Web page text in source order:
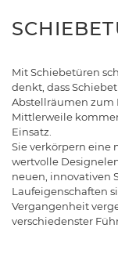
Mit Schiebetüren
denkt, dass
Abstellräumen zum
Mittlerweile
Einsatz.
Sie verkörpern eine
wertvolle
neuen, innovativen
Laufeigenschaften
Vergangenheit
verschiedenster